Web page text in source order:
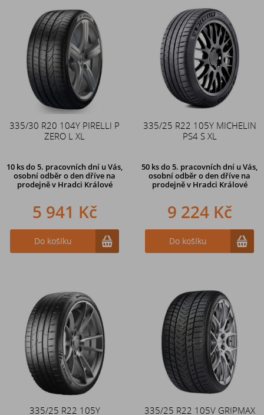
335/30 R20 104Y PIRELLI P
ZERO L XL
10 ksdo 5. pracovních dní u Vás,
osobní odběr o den dříve na
prodejněv Hradci Králové
5 941 Kč
Do košíku
335/25 R22 105Y MICHELIN
PS4 S XL
50 ksdo 5. pracovních dní u Vás,
osobní odběr o den dříve na
prodejněv Hradci Králové
9 224 Kč
Do košíku
335/25 R22 105Y 335/25 R22 105V GRIPMAX